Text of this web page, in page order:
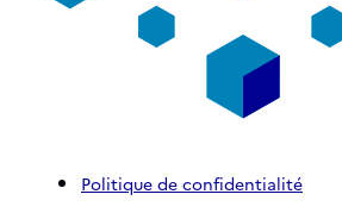
Politique de confidentialité